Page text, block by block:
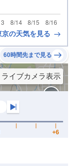
京の天気を見る
60時間先まで見る